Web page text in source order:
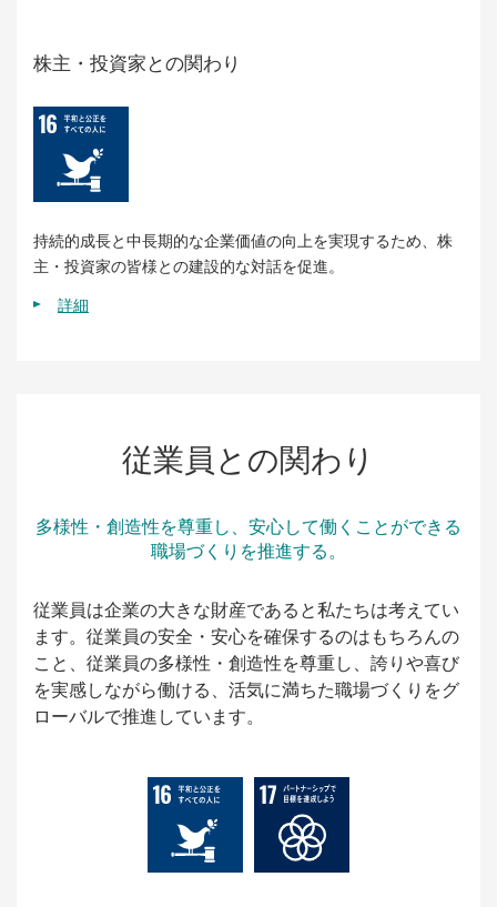
株主・投資家との関わり
持続的成長と中長期的な企業価値の向上を実現するため、株
主・投資家の皆様との建設的な対話を促進。
詳細
従業員との関わり
多様性・創造性を尊重し、安心して働くことができる
職場づくりを推進する。
従業員は企業の大きな財産であると私たちは考えてい
ます。従業員の安全・安心を確保するのはもちろんの
こと、従業員の多様性・創造性を尊重し、誇りや喜び
を実感しながら働ける、活気に満ちた職場づくりをグ
ローバルで推進しています。